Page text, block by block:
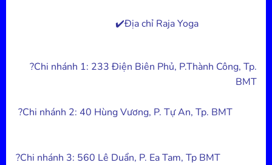
✔️Địa chỉ Raja Yoga
?️Chi nhánh 1: 233 Điện Biên Phủ, P.Thành Công, Tp.
BMT
?️Chi nhánh 2: 40 Hùng Vương, P. Tự An, Tp. BMT
?️Chi nhánh 3: 560 Lê Duẩn, P. Ea Tam, Tp BMT